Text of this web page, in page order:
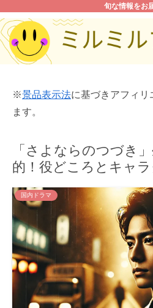
旬な情報をお
※景品表示法に基づきアフィリ
ます。
「さよならのつづき
的！役どころとキャ
国内ドラマ